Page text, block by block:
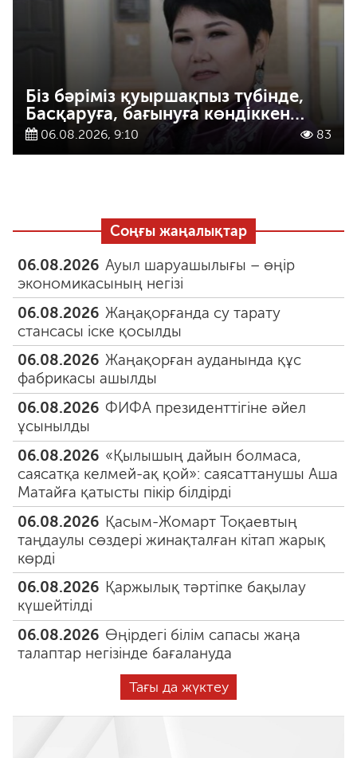
Біз бәріміз қуыршақпыз түбінде,
Басқаруға, бағынуға көндіккен…
06.08.2026, 9:10 83
Соңғы жаңалықтар
06.08.2026 Ауыл шаруашылығы – өңір
экономикасының негізі
06.08.2026 Жаңақорғанда су тарату
стансасы іске қосылды
06.08.2026 Жаңақорған ауданында құс
фабрикасы ашылды
06.08.2026 ФИФА президенттігіне әйел
ұсынылды
06.08.2026 «Қылышың дайын болмаса,
саясатқа келмей-ақ қой»: саясаттанушы Аша
Матайға қатысты пікір білдірді
06.08.2026 Қасым-Жомарт Тоқаевтың
таңдаулы сөздері жинақталған кітап жарық
көрді
06.08.2026 Қаржылық тәртіпке бақылау
күшейтілді
06.08.2026 Өңірдегі білім сапасы жаңа
талаптар негізінде бағалануда
Тағы да жүктеу